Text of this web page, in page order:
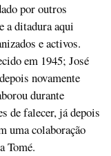
por outros
a ditadura aqui
e activos.
em 1945; José
novamente
durante
de falecer, já depois
uma colaboração
Tomé.